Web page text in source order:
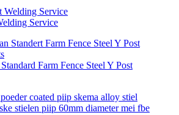
Service
Farm Fence Steel Y Post